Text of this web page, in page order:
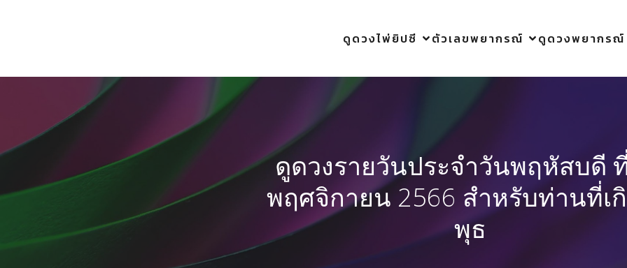
ดูดวงไพ่ยิปซี ตัวเลขพยากรณ์ ดูดวงพยากรณ์
ดูดวงรายวันประจำวันพฤหัสบดี
พฤศจิกายน 2566 สำหรับท่านที่เ
พุธ